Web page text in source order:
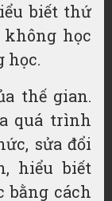
biết thứ
không học
học.
thế gian.
quá trình
sửa đổi
hiểu biết
cách